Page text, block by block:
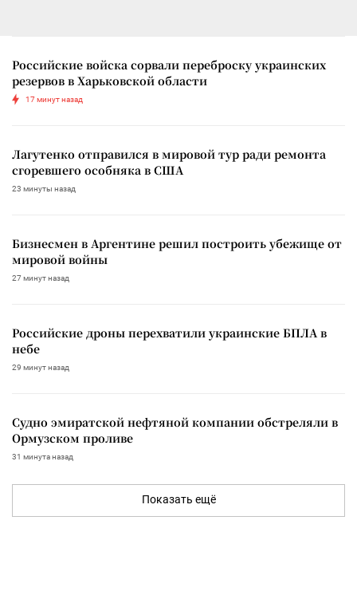
Российские войска сорвали переброску украинских
резервов в Харьковской области
17 минут назад
Лагутенко отправился в мировой тур ради ремонта
сгоревшего особняка в США
23 минуты назад
Бизнесмен в Аргентине решил построить убежище от
мировой войны
27 минут назад
Российские дроны перехватили украинские БПЛА в
небе
29 минут назад
Судно эмиратской нефтяной компании обстреляли в
Ормузском проливе
31 минута назад
Показать ещё